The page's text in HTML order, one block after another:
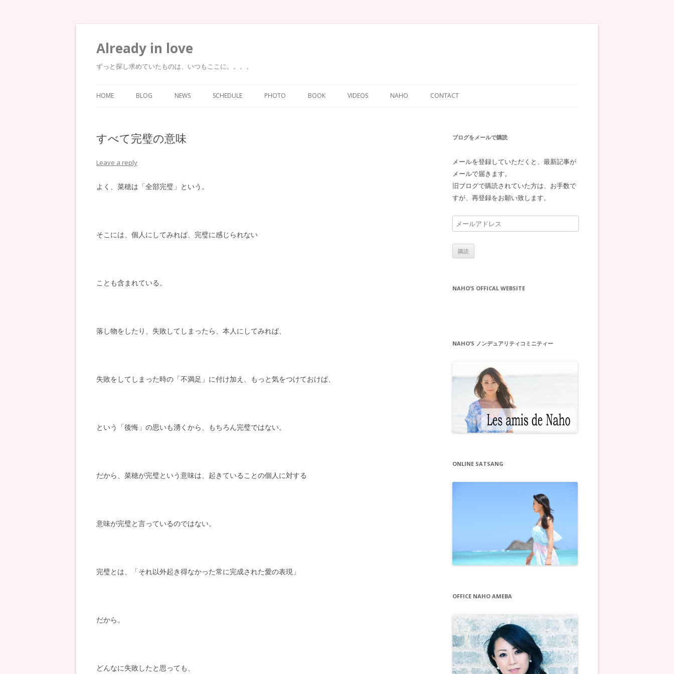
Already in love
ずっと探し求めていたものは、いつもここに。。。。
HOME BLOG NEWS SCHEDULE PHOTO BOOK VIDEOS NAHO CONTACT
すべて完璧の意味
Leave a reply
よく、菜穂は「全部完璧」という。
そこには、個人にしてみれば、完璧に感じられない
ことも含まれている。
落し物をしたり、失敗してしまったら、本人にしてみれば、
失敗をしてしまった時の「不満足」に付け加え、もっと気をつけておけば、
という「後悔」の思いも湧くから、もちろん完璧ではない。
だから、菜穂が完璧という意味は、起きていることの個人に対する
意味が完璧と言っているのではない。
完璧とは、「それ以外起き得なかった常に完成された愛の表現」
だから。
どんなに失敗したと思っても、
ブログをメールで購読
メールを登録していただくと、最新記事が
メールで届きます。
旧ブログで購読されていた方は、お手数で
すが、再登録をお願い致します。
メ
ー
ル
ア
NAHO’S OFFICAL WEBSITE
NAHO’S ノンデュアリティコミニティー
ONLINE SATSANG
OFFICE NAHO AMEBA